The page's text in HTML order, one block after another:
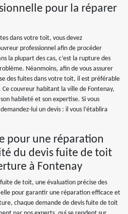
pour la réparer
dans votre toit, vous devez
professionnel afin de procéder
la plupart des cas, c’est la rupture des
Néanmoins, afin de vous assurer
des fuites dans votre toit, il est préférable
couvreur habitant la ville de Fontenay,
habileté et son expertise. Si vous
lui un devis : il vous l’établira
pour une réparation
du devis fuite de toit
à Fontenay
de toit, une évaluation précise des
pour garantir une réparation efficace et
chaque demande de devis fuite de toit